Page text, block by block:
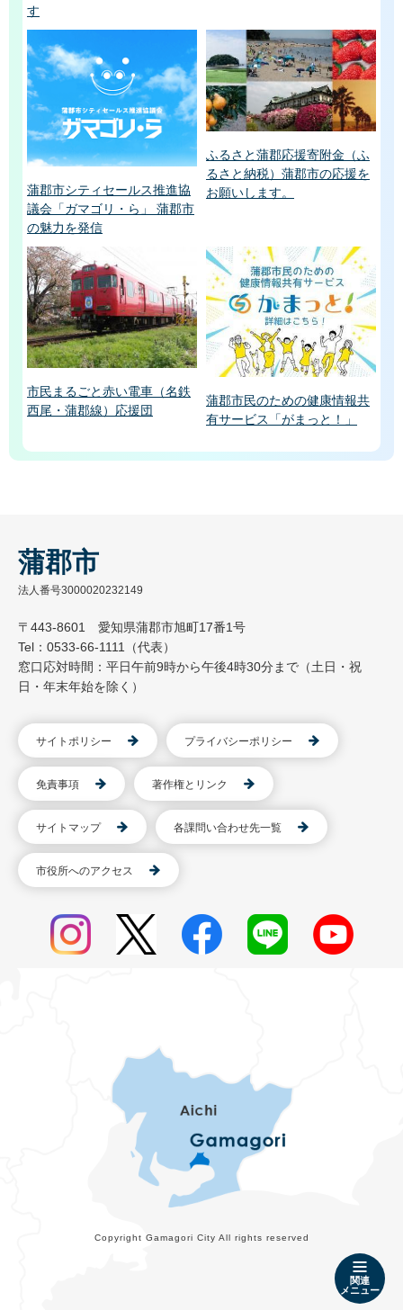
関連
メニュー
す
蒲郡市シティセールス推進協
議会「ガマゴリ・ら」 蒲郡市
の魅力を発信
ふるさと蒲郡応援寄附金（ふ
るさと納税）蒲郡市の応援を
お願いします。
市民まるごと赤い電車（名鉄
西尾・蒲郡線）応援団
蒲郡市民のための健康情報共
有サービス「がまっと！」
蒲郡市
法人番号3000020232149
〒443-8601 愛知県蒲郡市旭町17番1号
Tel：0533-66-1111（代表）
窓口応対時間：平日午前9時から午後4時30分まで（土日・祝
日・年末年始を除く）
サイトポリシー プライバシーポリシー
免責事項 著作権とリンク
サイトマップ 各課問い合わせ先一覧
市役所へのアクセス
Copyright Gamagori City All rights reserved